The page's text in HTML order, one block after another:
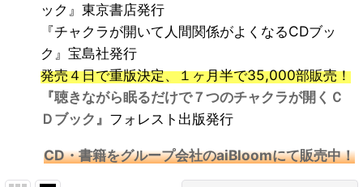
ック』東京書店発行
『チャクラが開いて人間関係がよくなるCDブッ
ク』宝島社発行
発売４日で重版決定、１ヶ月半で35,000部販売！
『聴きながら眠るだけで７つのチャクラが開くＣ
Ｄブック』 フォレスト出版発行
CD・書籍をグループ会社のaiBloomにて販売中！